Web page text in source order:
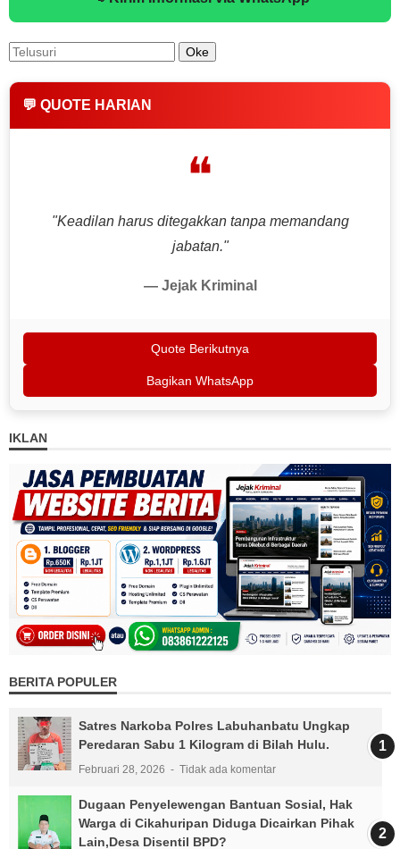
💬 QUOTE HARIAN
❝
"Keadilan harus ditegakkan tanpa memandang
jabatan."
— Jejak Kriminal
Quote Berikutnya
Bagikan WhatsApp
IKLAN
BERITA POPULER
Satres Narkoba Polres Labuhanbatu Ungkap
Peredaran Sabu 1 Kilogram di Bilah Hulu.
Februari 28, 2026 Tidak ada komentar
Dugaan Penyelewengan Bantuan Sosial, Hak
Warga di Cikahuripan Diduga Dicairkan Pihak
Lain,Desa Disentil BPD?